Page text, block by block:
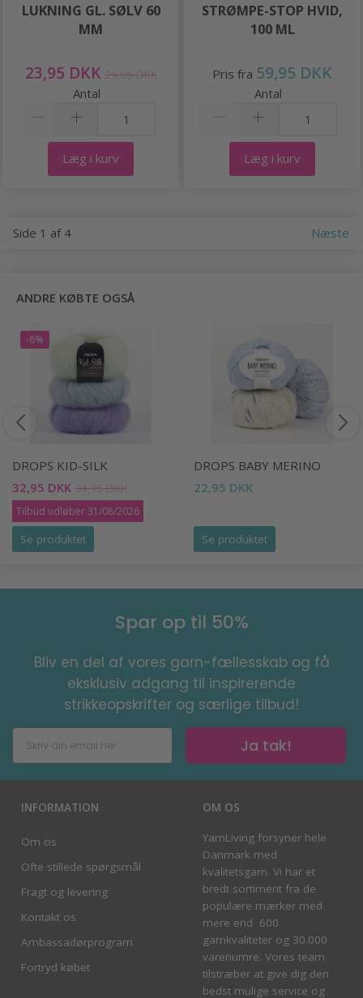
LUKNING GL. SØLV 60
MM
23,95 DKK 29,95 DKK
Antal
Læg i kurv
STRØMPE-STOP HVID,
100 ML
Pris fra 59,95 DKK
Antal
Læg i kurv
Side 1 af 4 Næste
ANDRE KØBTE OGSÅ
-6%
DROPS KID-SILK
32,95 DKK 34,95 DKK
Tilbud udløber 31/08/2026
Se produktet
DROPS BABY MERINO
22,95 DKK
Se produktet
Spar op til 50%
Bliv en del af vores garn-fællesskab og få
eksklusiv adgang til inspirerende
strikkeopskrifter og særlige tilbud!
Ja tak!
INFORMATION
Om os
Ofte stillede spørgsmål
Fragt og levering
Kontakt os
Ambassadørprogram
Fortryd købet
OM OS
YarnLiving forsyner hele
Danmark med
kvalitetsgarn. Vi har et
bredt sortiment fra de
populære mærker med
mere end 600
garnkvaliteter og 30.000
varenumre. Vores team
tilstræber at give dig den
bedst mulige service og